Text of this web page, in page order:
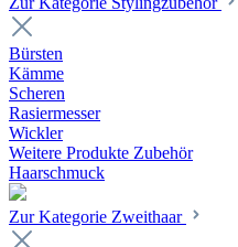
Bürsten
Kämme
Scheren
Rasiermesser
Wickler
Weitere Produkte Zubehör
Haarschmuck
Zur Kategorie Zweithaar